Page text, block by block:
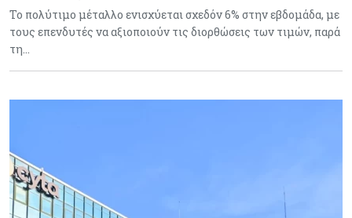
Το πολύτιμο μέταλλο ενισχύεται σχεδόν 6% στην εβδομάδα, με
τους επενδυτές να αξιοποιούν τις διορθώσεις των τιμών, παρά
τη…